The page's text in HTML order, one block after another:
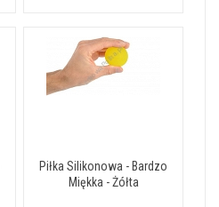
Piłka Silikonowa - Bardzo
Miękka - Żółta